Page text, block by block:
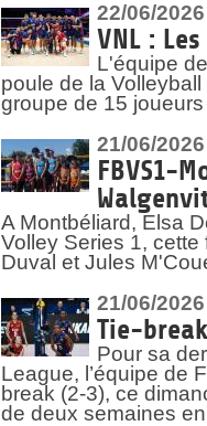
22/06/2026
VNL :
L'équipe
poule de la
groupe de 15
21/06/2026
FBVS1-
A Montbéliard, Elsa
Volley Series 1,
Duval et Jules
21/06/2026
Tie-
Pour sa
League, l’équipe de
break (2-3), ce
de deux semaines